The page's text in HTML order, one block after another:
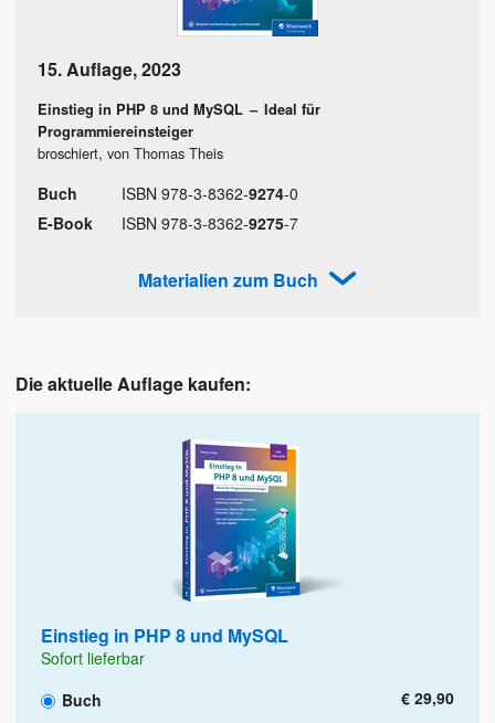
15. Auflage,2023
Einstieg in PHP 8 und MySQL – Ideal für
Programmiereinsteiger
broschiert, von Thomas Theis
Buch ISBN 978-3-8362-9274-0
E-Book
ISBN 978-3-8362-9275-7
Materialien zum Buch
Die aktuelle Auflage kaufen:
Einstieg in PHP 8 und MySQL
Sofort lieferbar
Buch
€ 29,90